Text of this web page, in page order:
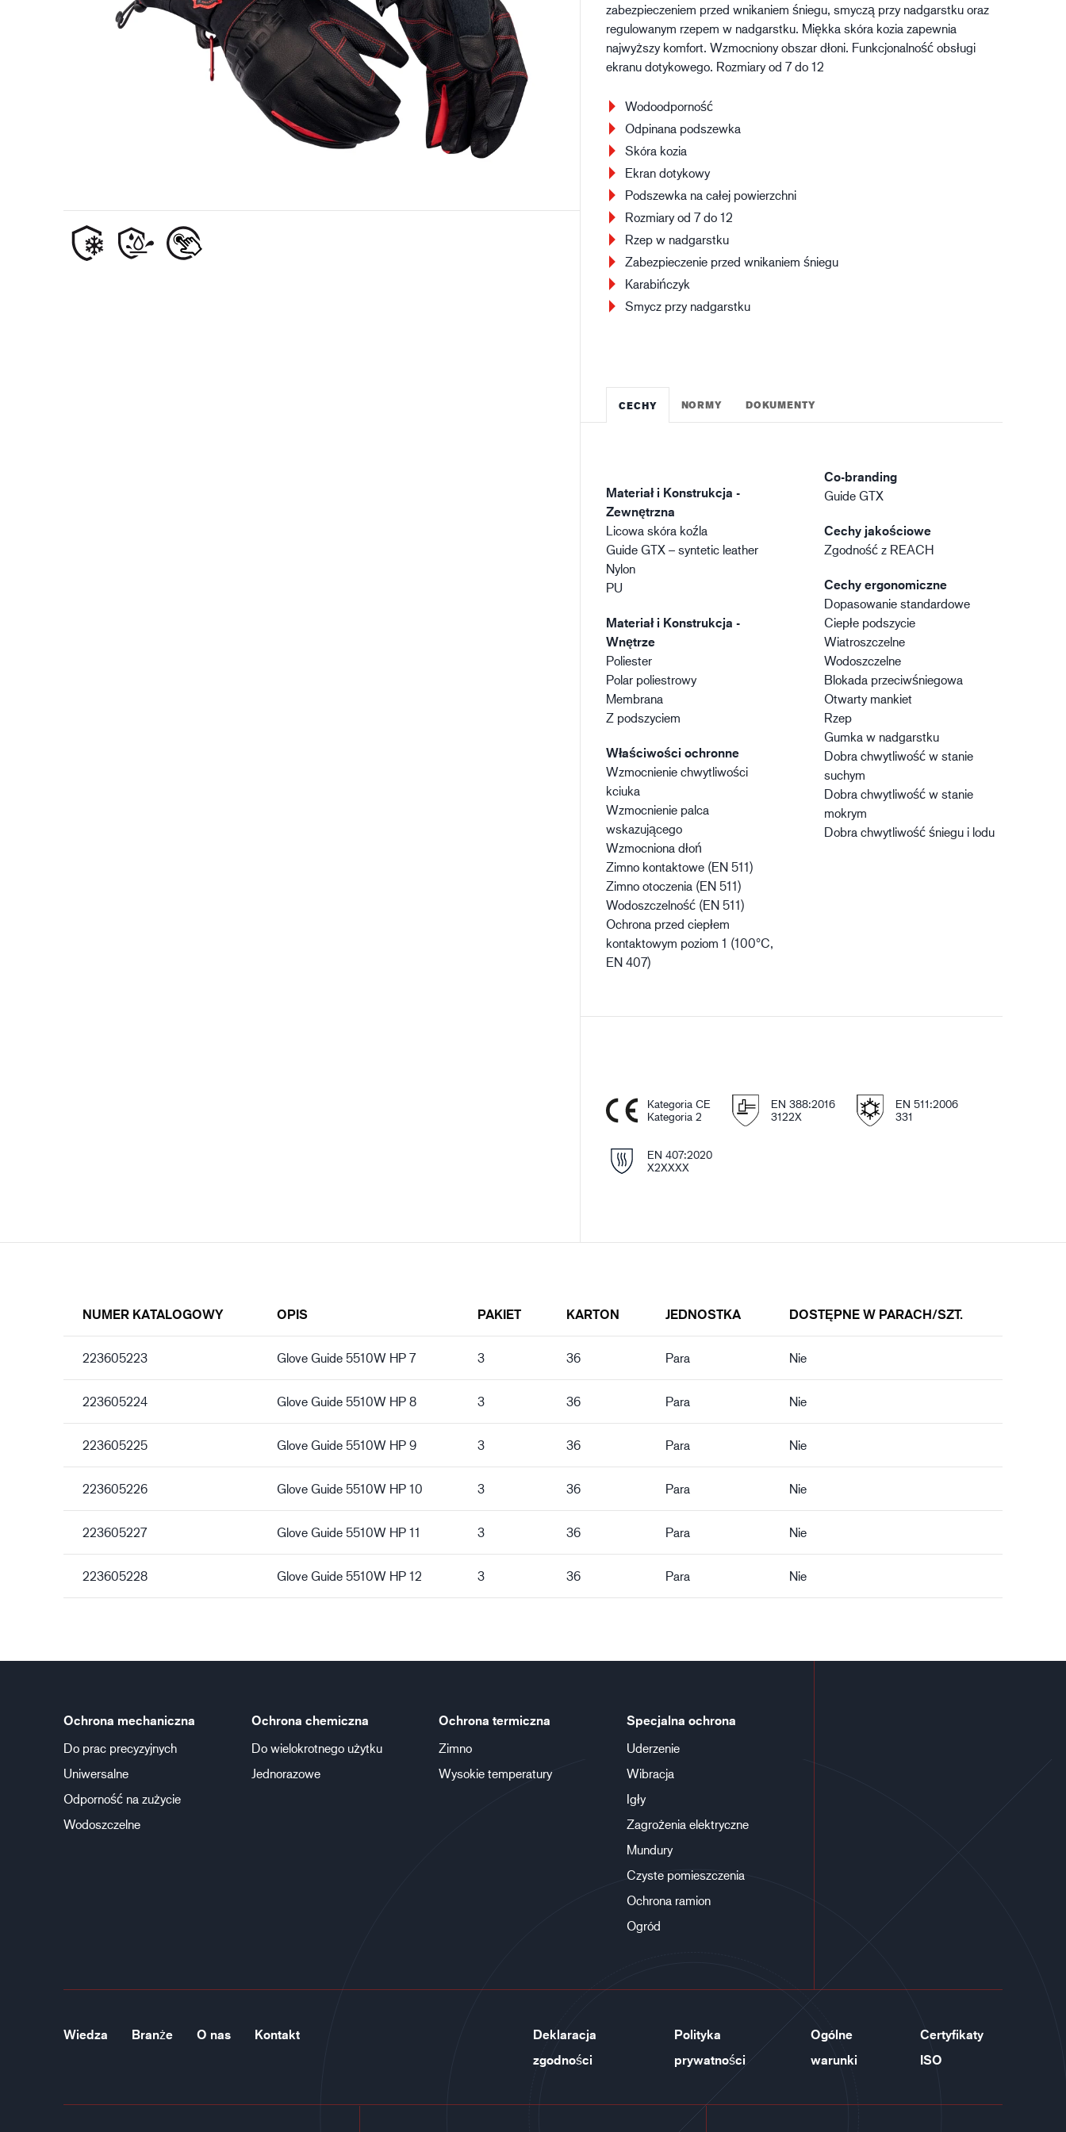
Przemysł naftowo-gazowy Budownictwo Logistyka
zabezpieczeniem przed wnikaniem śniegu, smyczą przy nadgarstku oraz
regulowanym rzepem w nadgarstku. Miękka skóra kozia zapewnia
najwyższy komfort. Wzmocniony obszar dłoni. Funkcjonalność obsługi
ekranu dotykowego. Rozmiary od 7 do 12
Wodoodporność
Odpinana podszewka
Skóra kozia
Ekran dotykowy
Podszewka na całej powierzchni
Rozmiary od 7 do 12
Rzep w nadgarstku
Zabezpieczenie przed wnikaniem śniegu
Karabińczyk
Smycz przy nadgarstku
CECHY NORMY DOKUMENTY
Materiał i Konstrukcja -
Zewnętrzna
Licowa skóra koźla
Guide GTX – syntetic leather
Nylon
PU
Materiał i Konstrukcja -
Wnętrze
Poliester
Polar poliestrowy
Membrana
Z podszyciem
Właściwości ochronne
Wzmocnienie chwytliwości
kciuka
Wzmocnienie palca
wskazującego
Wzmocniona dłoń
Zimno kontaktowe (EN 511)
Zimno otoczenia (EN 511)
Wodoszczelność (EN 511)
Ochrona przed ciepłem
kontaktowym poziom 1 (100°C,
EN 407)
Co-branding
Guide GTX
Cechy jakościowe
Zgodność z REACH
Cechy ergonomiczne
Dopasowanie standardowe
Ciepłe podszycie
Wiatroszczelne
Wodoszczelne
Blokada przeciwśniegowa
Otwarty mankiet
Rzep
Gumka w nadgarstku
Dobra chwytliwość w stanie
suchym
Dobra chwytliwość w stanie
mokrym
Dobra chwytliwość śniegu i lodu
Kategoria CE
Kategoria 2
EN 388:2016
3122X
EN 511:2006
331
EN 407:2020
X2XXXX
NUMER KATALOGOWY OPIS PAKIET KARTON JEDNOSTKA DOSTĘPNE W PARACH/SZT.
223605223 Glove Guide 5510W HP 7 3 36 Para Nie
223605224 Glove Guide 5510W HP 8 3 36 Para Nie
223605225 Glove Guide 5510W HP 9 3 36 Para Nie
223605226 Glove Guide 5510W HP 10 3 36 Para Nie
223605227 Glove Guide 5510W HP 11 3 36 Para Nie
223605228 Glove Guide 5510W HP 12 3 36 Para Nie
Ochrona mechaniczna
Do prac precyzyjnych
Uniwersalne
Odporność na zużycie
Wodoszczelne
Ochrona chemiczna
Do wielokrotnego użytku
Jednorazowe
Ochrona termiczna
Zimno
Wysokie temperatury
Specjalna ochrona
Uderzenie
Wibracja
Igły
Zagrożenia elektryczne
Mundury
Czyste pomieszczenia
Ochrona ramion
Ogród
Wiedza Branże O nas Kontakt
Deklaracja
zgodności
Polityka
prywatności
Ogólne
warunki
Certyfikaty
ISO